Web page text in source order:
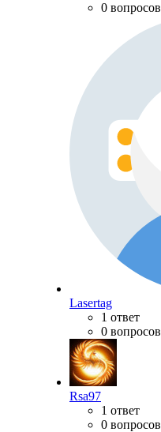
0 вопросов
Lasertag
1 ответ
0 вопросов
Rsa97
1 ответ
0 вопросов